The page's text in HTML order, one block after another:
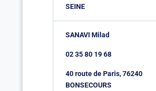
SEINE
SANAVI Milad
02 35 80 19 68
40 route de Paris, 76240
BONSECOURS